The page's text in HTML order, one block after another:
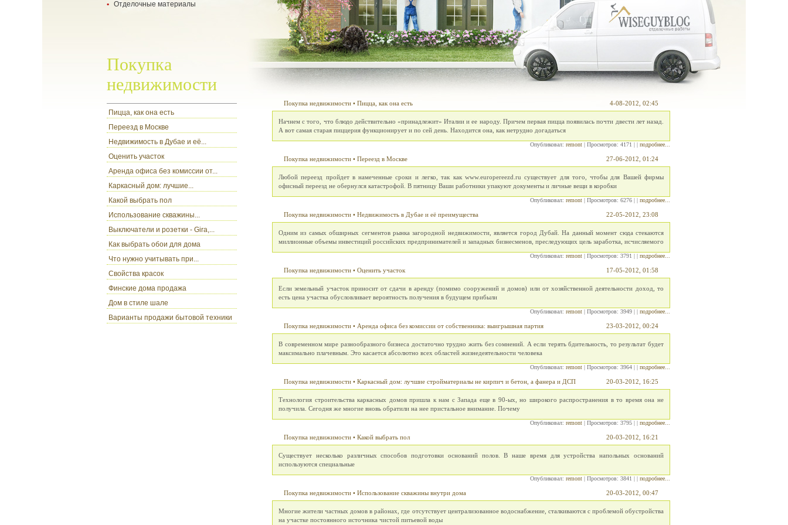
- укладка ламината
Отделочные материалы
Покупка
недвижимости
Пицца, как она есть
Переезд в Москве
Недвижимость в Дубае и её...
Оценить участок
Аренда офиса без комиссии от...
Каркасный дом: лучшие...
Какой выбрать пол
Использование скважины...
Выключатели и розетки - Gira,...
Как выбрать обои для дома
Что нужно учитывать при...
Свойства красок
Финские дома продажа
Дом в стиле шале
Варианты продажи бытовой техники
4-08-2012, 02:45
Покупка недвижимости • Пицца, как она есть
Начнем с того, что блюдо действительно «принадлежит» Италии и ее народу. Причем первая пицца появилась почти двести лет назад.
А вот самая старая пиццерия функционирует и по сей день. Находится она, как нетрудно догадаться
Опубликовал: remont | Просмотров: 4171 | | подробнее...
27-06-2012, 01:24
Покупка недвижимости • Переезд в Москве
Любой переезд пройдет в намеченные сроки и легко, так как www.europereezd.ru существует для того, чтобы для Вашей фирмы
офисный переезд не обернулся катастрофой. В пятницу Ваши работники упакуют документы и личные вещи в коробки
Опубликовал: remont | Просмотров: 6276 | | подробнее...
22-05-2012, 23:08
Покупка недвижимости • Недвижимость в Дубае и её преимущества
Одним из самых обширных сегментов рынка загородной недвижимости, является город Дубай. На данный момент сюда стекаются
миллионные объемы инвестиций российских предпринимателей и западных бизнесменов, преследующих цель заработка, исчисляемого
Опубликовал: remont | Просмотров: 3791 | | подробнее...
17-05-2012, 01:58
Покупка недвижимости • Оценить участок
Если земельный участок приносит от сдачи в аренду (помимо сооружений и домов) или от хозяйственной деятельности доход, то
есть цена участка обусловливает вероятность получения в будущем прибыли
Опубликовал: remont | Просмотров: 3949 | | подробнее...
23-03-2012, 00:24
Покупка недвижимости • Аренда офиса без комиссии от собственника: выигрышная партия
В современном мире разнообразного бизнеса достаточно трудно жить без сомнений. А если терять бдительность, то результат будет
максимально плачевным. Это касается абсолютно всех областей жизнедеятельности человека
Опубликовал: remont | Просмотров: 3964 | | подробнее...
20-03-2012, 16:25
Покупка недвижимости • Каркасный дом: лучшие стройматериалы не кирпич и бетон, а фанера и ДСП
Технология строительства каркасных домов пришла к нам с Запада еще в 90-ых, но широкого распространения в то время она не
получила. Сегодня же многие вновь обратили на нее пристальное внимание. Почему
Опубликовал: remont | Просмотров: 3795 | | подробнее...
20-03-2012, 16:21
Покупка недвижимости • Какой выбрать пол
Существует несколько различных способов подготовки оснований полов. В наше время для устройства напольных оснований
используются специальные
Опубликовал: remont | Просмотров: 3841 | | подробнее...
20-03-2012, 00:47
Покупка недвижимости • Использование скважины внутри дома
Многие жители частных домов в районах, где отсутствует централизованное водоснабжение, сталкиваются с проблемой обустройства
на участке постоянного источника чистой питьевой воды